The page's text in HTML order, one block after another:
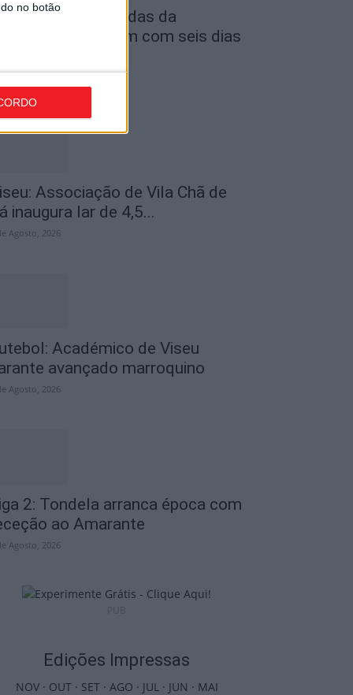
no botãoDaire: Jornadas da
arrancam com seis dias
Associação de Vila Chã de
inaugura lar de 4,5...
Agosto, 2026
Académico de Viseu
avançado marroquino
Agosto, 2026
2: Tondela arranca época com
ao Amarante
Agosto, 2026
Edições Impressas
NOV· OUT· SET· AGO · JUL· JUN · MAI